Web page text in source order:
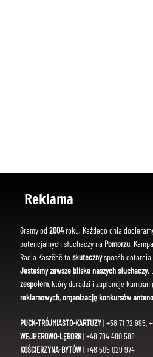
Reklama
Gramy od 2004roku. Każdego dnia
potencjalnych słuchaczy na Pomorzu.
Radia Kaszëbë toskutecznysposób dotarcia
Jesteśmy zawsze blisko naszych słuchaczy.
zespołem, który doradzi i zaplanuje
reklamowych,organizację konkursów
PUCK-TRÓJMIASTO-KARTUZY| +58 71 72 995,
WEJHEROWO-LĘBORK| +48 784 480 588
KOŚCIERZYNA-BYTÓW| +48 505 029 974